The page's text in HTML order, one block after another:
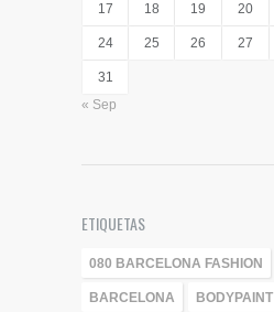
17 18 19 20
24 25 26 27
31
« Sep
ETIQUETAS
080 BARCELONA FASHION
BARCELONA BODYPAINT